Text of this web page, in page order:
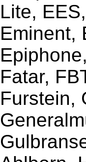
Lite,
Eminent,
Fatar,
Furstein,